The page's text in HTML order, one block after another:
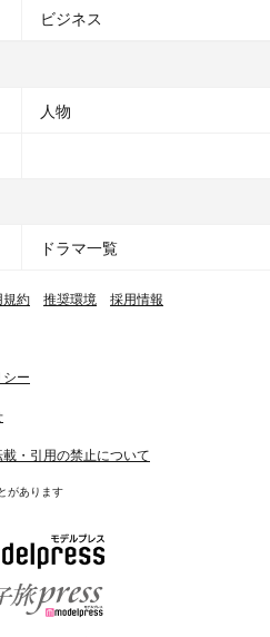
ビジネス
人物
ドラマ一覧
規約 推奨環境 採用情報
ー
・引用の禁止について
があります